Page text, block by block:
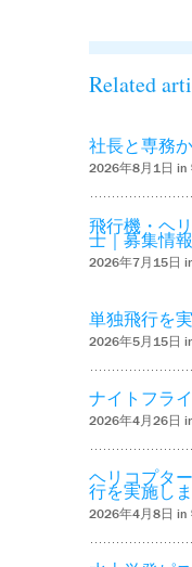
Related
社長と専務
2026年8月1日 in
飛行機・ヘ
士｜募集情報
2026年7月15日
単独飛行を
2026年5月15日
ナイトフラ
2026年4月26日
ヘリコプタ
行を実施しま
2026年4月8日 in